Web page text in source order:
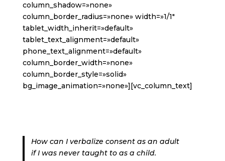
column_shadow=»none»
column_border_radius=»none» width=»1/1″
tablet_width_inherit=»default»
tablet_text_alignment=»default»
phone_text_alignment=»default»
column_border_width=»none»
column_border_style=»solid»
bg_image_animation=»none»][vc_column_text]
How can I verbalize consent as an adult
if I was never taught to as a child.